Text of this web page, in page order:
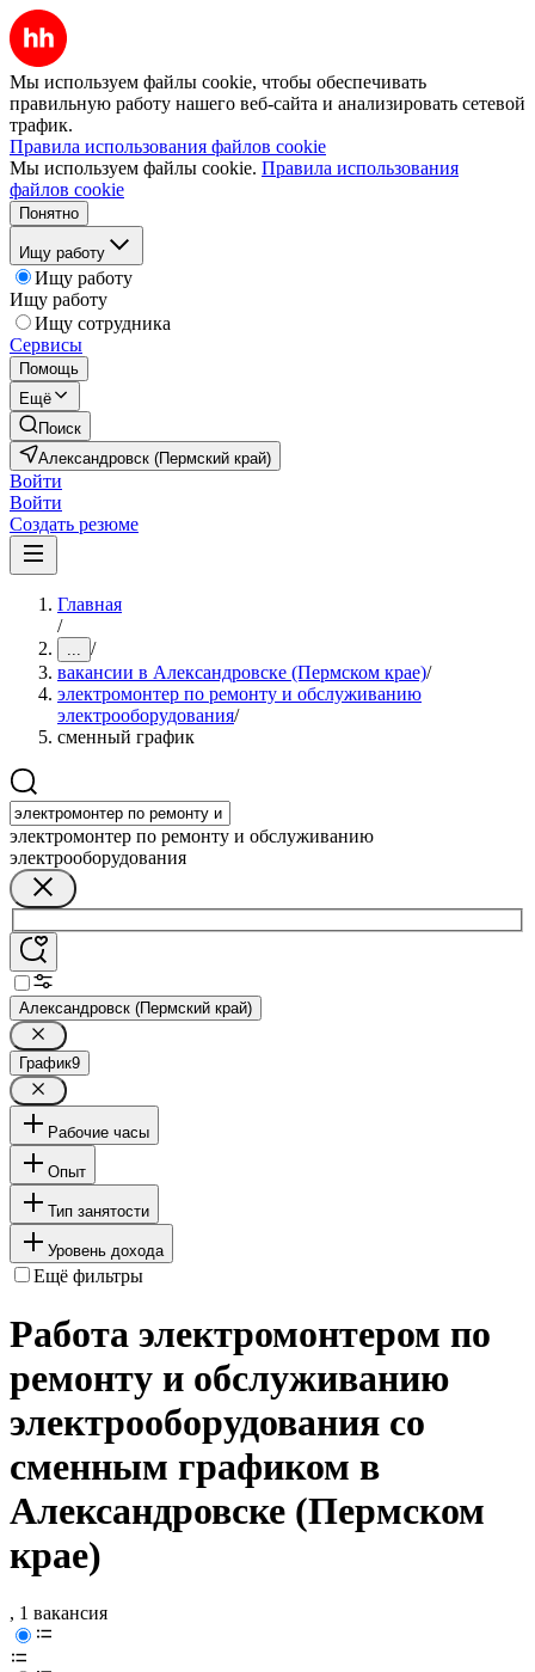
Мы используем файлы cookie, чтобы обеспечивать
правильную работу нашего веб-сайта и анализировать сетевой
трафик.
Правила использования файлов cookie
Мы используем файлы cookie. Правила использования
файлов cookie
Понятно
Ищу работу
Ищу работу
Ищу работу
Ищу сотрудника
Сервисы
Помощь
Ещё
Поиск
Александровск (Пермский край)
Войти
Войти
Создать резюме
Главная
/
... /
вакансии в Александровске (Пермском крае)/
электромонтер по ремонту и обслуживанию
электрооборудования/
сменный график
электромонтер по ремонту и обслуживанию
электрооборудования
Александровск (Пермский край)
График9
Рабочие часы
Опыт
Тип занятости
Уровень дохода
Ещё фильтры
Работа электромонтером по
ремонту и обслуживанию
электрооборудования со
сменным графиком в
Александровске (Пермском
крае)
, 1 вакансия